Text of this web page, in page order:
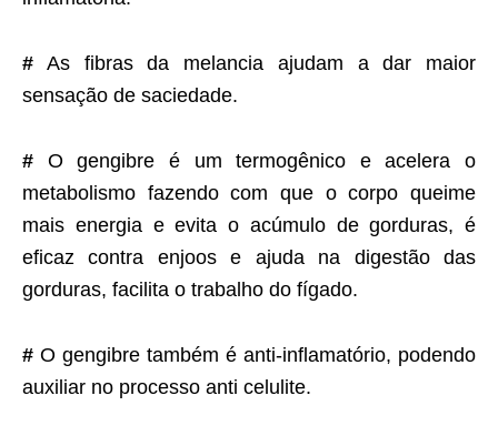
# As fibras da melancia ajudam a dar maior
sensação de saciedade.
# O gengibre é um termogênico e acelera o
metabolismo fazendo com que o corpo queime
mais energia e evita o acúmulo de gorduras, é
eficaz contra enjoos e ajuda na digestão das
gorduras, facilita o trabalho do fígado.
# O gengibre também é anti-inflamatório, podendo
auxiliar no processo anti celulite.